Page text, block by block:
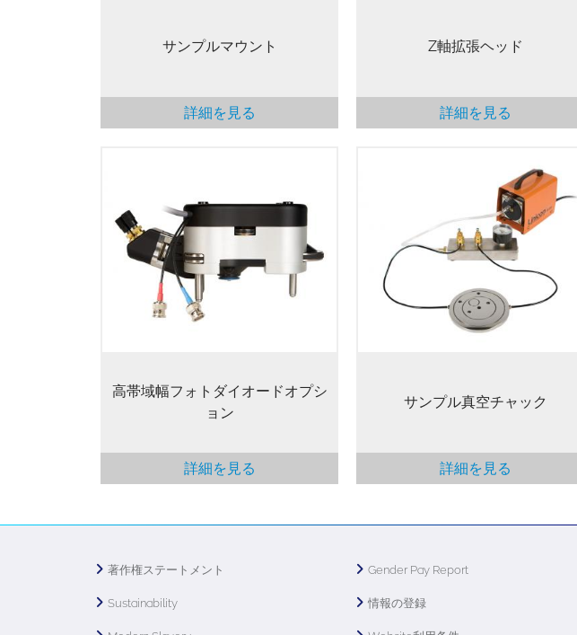
サンプルマウント
詳細を見る
Z軸拡張ヘッド
詳細を見る
域幅を 5 MHzにアップグレードしま
す。高帯域幅信号は外部測定用の 2
つの同軸コネクタで利用できます。
（MFP-3D Infinityにはこの機能が内
蔵されています。信号は直接コント
ローラー内部の高速ADCで処理され
ます。）
高帯域幅フォトダイオードオプシ
ョン
詳細を見る
クは、サンプルの上面に機械的に接
触することなく、また裏面にも接着
剤を使用せずに、平坦なサンプルを
固定することができます。真空チャ
ックには 3 つのリング状の溝が設け
られており、その溝に沿って真空が
引かれ、 3 インチまたは 4 インチウ
エハー、あるいは 0.8 インチから 3
インチのサイズのサンプルを固定し
サンプル真空チャック
詳細を見る
著作権ステートメント
Sustainability
Gender Pay Report
情報の登録